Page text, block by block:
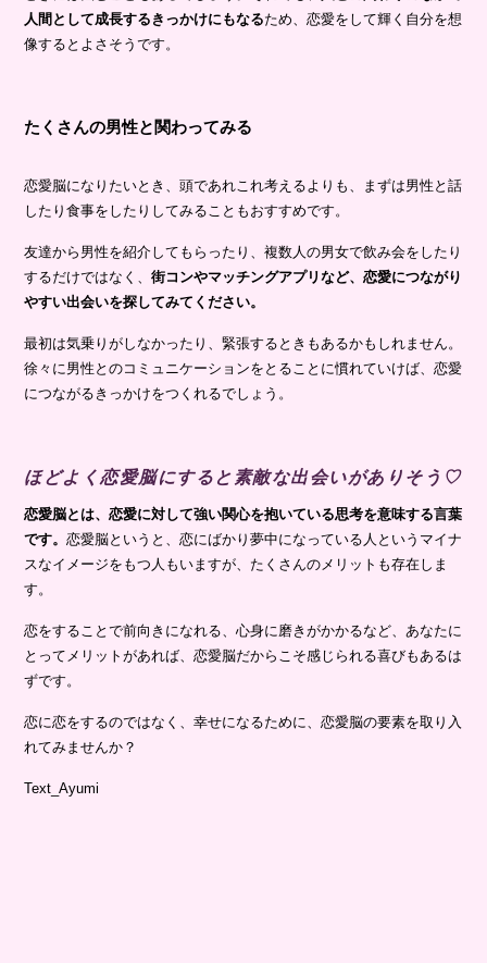
人間として成長するきっかけにもなるため、恋愛をして輝く自分を想
像するとよさそうです。
たくさんの男性と関わってみる
恋愛脳になりたいとき、頭であれこれ考えるよりも、まずは男性と話
したり食事をしたりしてみることもおすすめです。
友達から男性を紹介してもらったり、複数人の男女で飲み会をしたり
するだけではなく、街コンやマッチングアプリなど、恋愛につながり
やすい出会いを探してみてください。
最初は気乗りがしなかったり、緊張するときもあるかもしれません。
徐々に男性とのコミュニケーションをとることに慣れていけば、恋愛
につながるきっかけをつくれるでしょう。
ほどよく恋愛脳にすると素敵な出会いがありそう♡
恋愛脳とは、恋愛に対して強い関心を抱いている思考を意味する言葉
です。恋愛脳というと、恋にばかり夢中になっている人というマイナ
スなイメージをもつ人もいますが、たくさんのメリットも存在しま
す。
恋をすることで前向きになれる、心身に磨きがかかるなど、あなたに
とってメリットがあれば、恋愛脳だからこそ感じられる喜びもあるは
ずです。
恋に恋をするのではなく、幸せになるために、恋愛脳の要素を取り入
れてみませんか？
Text_Ayumi